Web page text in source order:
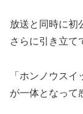
放送と同時に初
さらに引き立て
「ホンノウス
が一体となって